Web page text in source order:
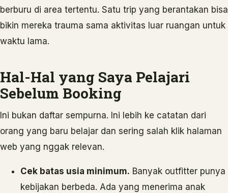
berburu di area tertentu. Satu trip yang berantakan bisa
bikin mereka trauma sama aktivitas luar ruangan untuk
waktu lama.
Hal-Hal yang Saya Pelajari
Sebelum Booking
Ini bukan daftar sempurna. Ini lebih ke catatan dari
orang yang baru belajar dan sering salah klik halaman
web yang nggak relevan.
Cek batas usia minimum. Banyak outfitter punya
kebijakan berbeda. Ada yang menerima anak